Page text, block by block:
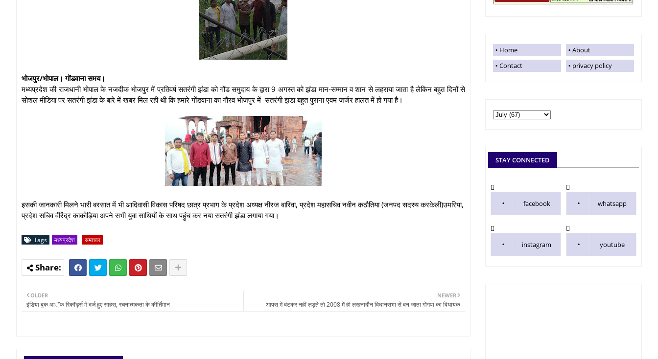
भोजपुर/भोपाल। गोंडवाना समय।
मध्यप्रदेश की राजधानी भोपाल के नजदीक भोजपुर में प्रतिवर्ष सतरंगी झंडा को गोंड समुदाय के द्वारा 9 अगस्त को झंडा मान-सम्मान व शान से लहराया जाता है लेकिन बहुत दिनों से
सोशल मीडिया पर सतरंगी झंडा के बारे में खबर मिल रही थी कि हमारे गोंडवाना का गौरव भोजपुर में सतरंगी झंडा बहुत पुराना एवम जर्जर हालत में हो गया है।
इसकी जानकारी मिलने भारी बरसात में भी आदिवासी विकास परिषद छात्र प्रभाग के प्रदेश अध्यक्ष नीरज बारिवा, प्रदेश महासचिव नवीन कठौतिया (जनपद सदस्य करकेली)उमरिया,
प्रदेश सचिव वीरेंद्र काकोड़िया अपने सभी युवा साथियों के साथ पहुंच कर नया सतरंगी झंडा लगाया गया।
Tags मध्यप्रदेश समाचार
NEWER
आपस में बंटकर नहीं लड़ते तो 2008 में ही लखनादौन विधानसभा से बन जाता गोंगपा का विधायक
OLDER
इंडिया बुक आॅफ रिकॉर्ड्स में दर्ज हुए साहस, रचनात्मकता के कीर्तिमान
Home
About
Contact
privacy policy
STAY CONNECTED
facebook whatsapp
instagram youtube